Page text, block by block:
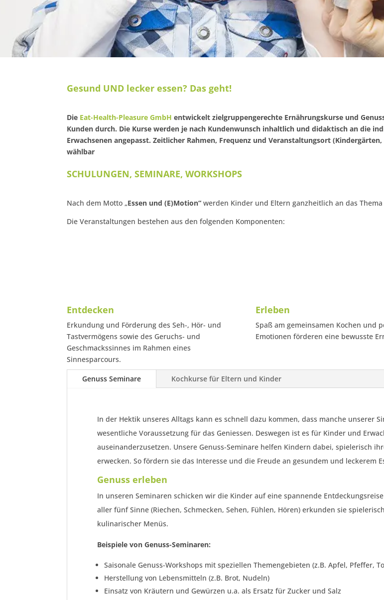
Gesund UND lecker essen? Das geht!
Die Eat-Health-Pleasure GmbH entwickelt zielgruppengerechte Ernährungskurse und
Kunden durch. Die Kurse werden je nach Kundenwunsch inhaltlich und didaktisch an die
Erwachsenen angepasst. Zeitlicher Rahmen, Frequenz und Veranstaltungsort
wählbar
SCHULUNGEN, SEMINARE, WORKSHOPS
Nach dem Motto „Essen und (E)Motion“ werden Kinder und Eltern ganzheitlich an das
Die Veranstaltungen bestehen aus den folgenden Komponenten:
Entdecken
Erkundung und Förderung des Seh-, Hör- und
Tastvermögens sowie des Geruchs- und
Geschmackssinnes im Rahmen eines
Sinnesparcours.
Erleben
Spaß am gemeinsamen Kochen und
Emotionen förderen eine bewusste
Genuss Seminare
Kochkurse für Eltern und Kinder
In der Hektik unseres Alltags kann es schnell dazu kommen, dass manche unserer
wesentliche Voraussetzung für das Geniessen. Deswegen ist es für Kinder und
auseinanderzusetzen. Unsere Genuss-Seminare helfen Kindern dabei, spielerisch
erwecken. So fördern sie das Interesse und die Freude an gesundem und leckerem
Genuss erleben
In unseren Seminaren schicken wir die Kinder auf eine spannende
aller fünf Sinne (Riechen, Schmecken, Sehen, Fühlen, Hören) erkunden sie
kulinarischer Menüs.
Beispiele von Genuss-Seminaren:
Saisonale Genuss-Workshops mit speziellen Themengebieten (z.B. Apfel, Pfeffer,
Herstellung von Lebensmitteln (z.B. Brot, Nudeln)
Einsatz von Kräutern und Gewürzen u.a. als Ersatz für Zucker und Salz